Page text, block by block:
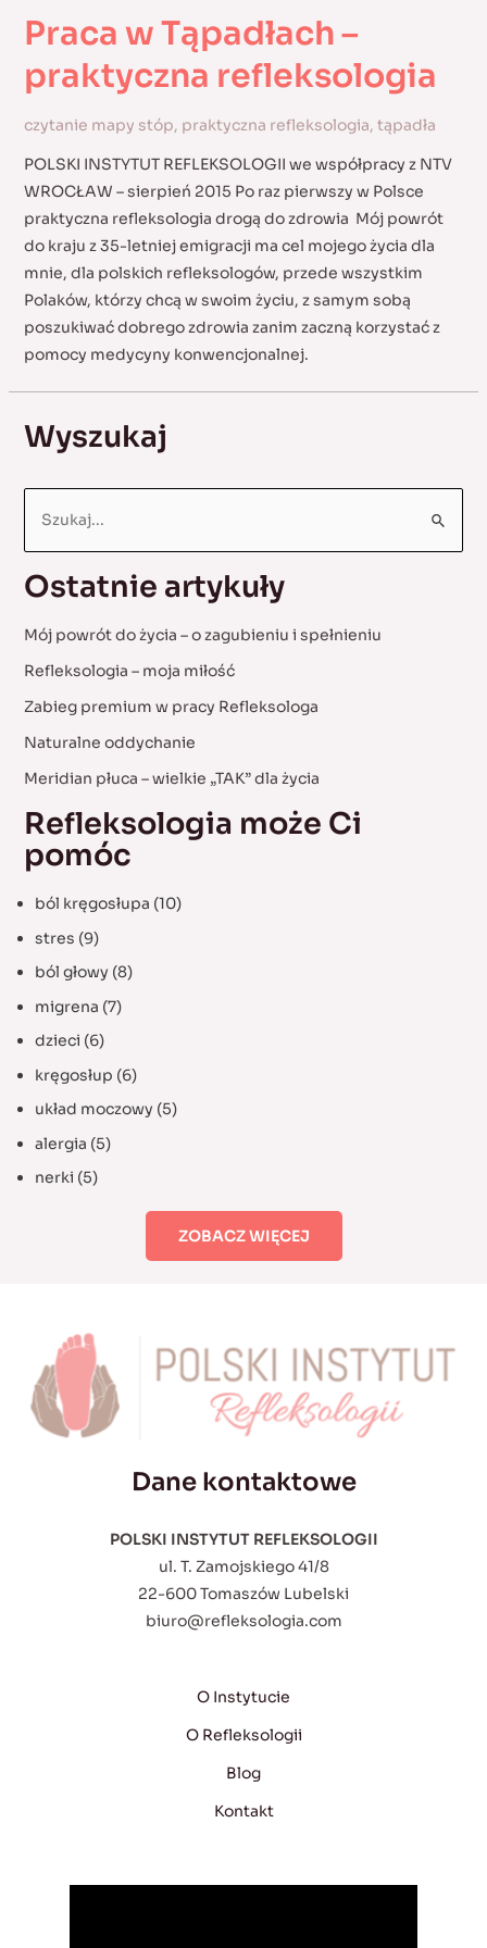
Praca w Tąpadłach –
praktyczna refleksologia
czytanie mapy stóp, praktyczna refleksologia, tąpadła
POLSKI INSTYTUT REFLEKSOLOGII we współpracy z NTV
WROCŁAW – sierpień 2015 Po raz pierwszy w Polsce
praktyczna refleksologia drogą do zdrowia Mój powrót
do kraju z 35-letniej emigracji ma cel mojego życia dla
mnie, dla polskich refleksologów, przede wszystkim
Polaków, którzy chcą w swoim życiu, z samym sobą
poszukiwać dobrego zdrowia zanim zaczną korzystać z
pomocy medycyny konwencjonalnej.
Wyszukaj
r
c
o
r
:
Ostatnie artykuły
Mój powrót do życia – o zagubieniu i spełnieniu
Refleksologia – moja miłość
Zabieg premium w pracy Refleksologa
Naturalne oddychanie
Meridian płuca – wielkie „TAK” dla życia
Refleksologia może Ci
pomóc
ból kręgosłupa (10)
stres (9)
ból głowy (8)
migrena (7)
dzieci (6)
kręgosłup (6)
układ moczowy (5)
alergia (5)
nerki (5)
ZOBACZ WIĘCEJ
Dane kontaktowe
POLSKI INSTYTUT REFLEKSOLOGII
ul. T. Zamojskiego 41/8
22-600 Tomaszów Lubelski
biuro@refleksologia.com
O Instytucie
O Refleksologii
Blog
Kontakt